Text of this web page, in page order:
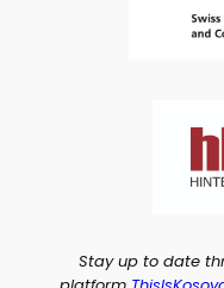
Stay up to date